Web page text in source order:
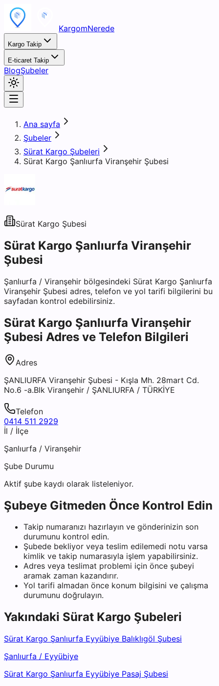
KargomNerede
Kargo Takip
E-ticaret Takip
BlogŞubeler
Ana sayfa
Şubeler
Sürat Kargo Şubeleri
Sürat Kargo Şanlıurfa Viranşehir Şubesi
Sürat Kargo Şubesi
Sürat Kargo Şanlıurfa Viranşehir
Şubesi
Şanlıurfa / Viranşehir bölgesindeki Sürat Kargo Şanlıurfa
Viranşehir Şubesi adres, telefon ve yol tarifi bilgilerini bu
sayfadan kontrol edebilirsiniz.
Sürat Kargo Şanlıurfa Viranşehir
Şubesi Adres ve Telefon Bilgileri
Adres
ŞANLIURFA Viranşehir Şubesi - Kışla Mh. 28mart Cd.
No.6 -a.Blk Viranşehir / ŞANLIURFA / TÜRKİYE
Telefon
0414 511 2929
İl / İlçe
Şanlıurfa / Viranşehir
Şube Durumu
Aktif şube kaydı olarak listeleniyor.
Şubeye Gitmeden Önce Kontrol Edin
Takip numaranızı hazırlayın ve gönderinizin son
durumunu kontrol edin.
Şubede bekliyor veya teslim edilemedi notu varsa
kimlik ve takip numarasıyla işlem yapabilirsiniz.
Adres veya teslimat problemi için önce şubeyi
aramak zaman kazandırır.
Yol tarifi almadan önce konum bilgisini ve çalışma
durumunu doğrulayın.
Yakındaki Sürat Kargo Şubeleri
Sürat Kargo Şanlıurfa Eyyübiye Balıklıgöl Şubesi
Şanlıurfa / Eyyübiye
Sürat Kargo Şanlıurfa Eyyübiye Pasaj Şubesi